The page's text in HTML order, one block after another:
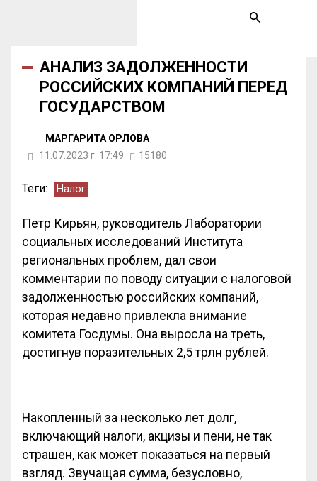
АНАЛИЗ ЗАДОЛЖЕННОСТИ
РОССИЙСКИХ КОМПАНИЙ ПЕРЕД
ГОСУДАРСТВОМ
МАРГАРИТА ОРЛОВА
11.07.2023 г. 17:49
15180
Теги: Налог
Петр Кирьян, руководитель Лаборатории
социальных исследований Института
региональных проблем, дал свои
комментарии по поводу ситуации с налоговой
задолженностью российских компаний,
которая недавно привлекла внимание
комитета Госдумы. Она выросла на треть,
достигнув поразительных 2,5 трлн рублей.
Накопленный за несколько лет долг,
включающий налоги, акцизы и пени, не так
страшен, как может показаться на первый
взгляд. Звучащая сумма, безусловно,